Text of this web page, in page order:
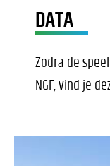
DATA
Zodra de
NGF, vind je